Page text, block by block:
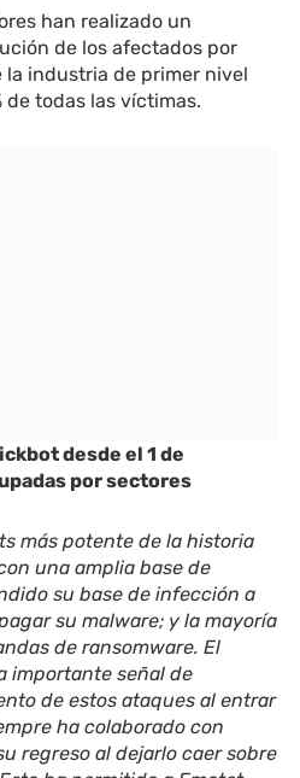
han realizado un
de los afectados por
la industria de primer nivel
todas las víctimas.
desde el 1 de
por sectores
más potente de la historia
una amplia base de
su base de infección a
su malware; y la mayoría
de ransomware. El
importante señal de
de estos ataques al entrar
ha colaborado con
regreso al dejarlo caer sobre